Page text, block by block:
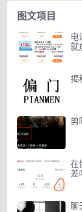
图文项目
电
就
揭
剪
在
差
聊